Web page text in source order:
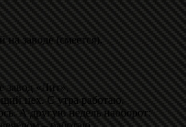
заводе (смеется).
завод «Лит»,
цех. С утра работаю,
А другую недель наоборот: